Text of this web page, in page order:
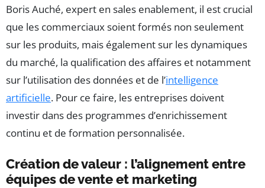
Boris Auché, expert en sales enablement, il est crucial
que les commerciaux soient formés non seulement
sur les produits, mais également sur les dynamiques
du marché, la qualification des affaires et notamment
sur l’utilisation des données et de l’intelligence
artificielle. Pour ce faire, les entreprises doivent
investir dans des programmes d’enrichissement
continu et de formation personnalisée.
Création de valeur : l’alignement entre
équipes de vente et marketing